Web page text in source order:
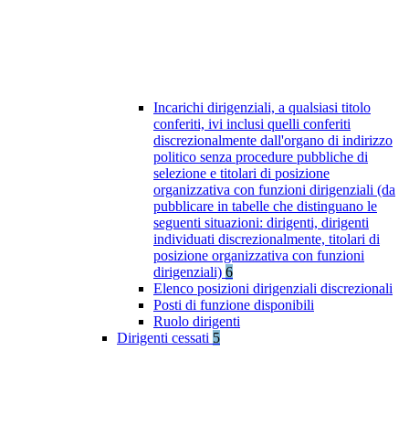
Incarichi dirigenziali, a qualsiasi titolo
conferiti, ivi inclusi quelli conferiti
discrezionalmente dall'organo di indirizzo
politico senza procedure pubbliche di
selezione e titolari di posizione
organizzativa con funzioni dirigenziali (da
pubblicare in tabelle che distinguano le
seguenti situazioni: dirigenti, dirigenti
individuati discrezionalmente, titolari di
posizione organizzativa con funzioni
dirigenziali) 6
Elenco posizioni dirigenziali discrezionali
Posti di funzione disponibili
Ruolo dirigenti
Dirigenti cessati 5